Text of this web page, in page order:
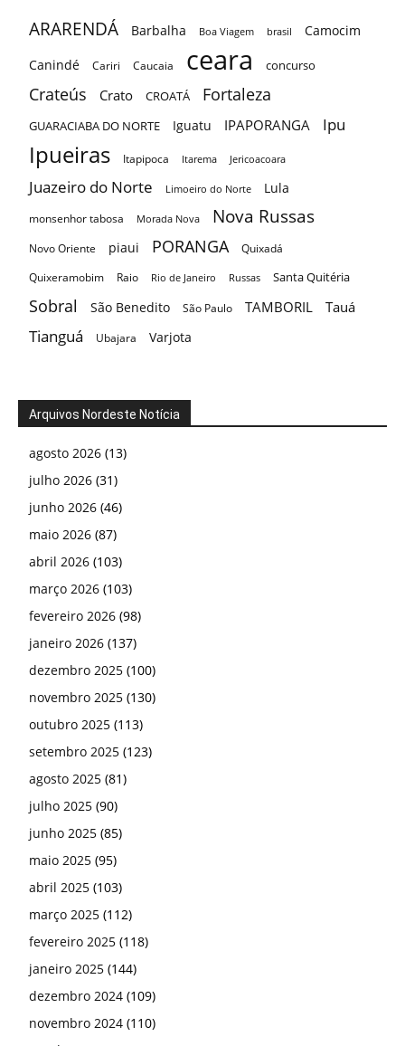
ARARENDÁ Barbalha Boa Viagem brasil
Camocim
Canindé
Cariri Caucaia ceara concurso
Crateús Crato CROATÁ Fortaleza
GUARACIABA DO NORTE Iguatu IPAPORANGA Ipu
Ipueiras Itapipoca Itarema Jericoacoara
Juazeiro do Norte Limoeiro do Norte Lula
monsenhor tabosa Morada Nova Nova Russas
Novo Oriente piaui PORANGA
Quixadá
Quixeramobim
Raio Rio de Janeiro Russas Santa Quitéria
Sobral São Benedito São Paulo TAMBORIL Tauá
Tianguá Ubajara Varjota
Arquivos Nordeste Notícia
agosto 2026 (13)
julho 2026 (31)
junho 2026 (46)
maio 2026 (87)
abril 2026 (103)
março 2026 (103)
fevereiro 2026 (98)
janeiro 2026 (137)
dezembro 2025 (100)
novembro 2025 (130)
outubro 2025 (113)
setembro 2025 (123)
agosto 2025 (81)
julho 2025 (90)
junho 2025 (85)
maio 2025 (95)
abril 2025 (103)
março 2025 (112)
fevereiro 2025 (118)
janeiro 2025 (144)
dezembro 2024 (109)
novembro 2024 (110)